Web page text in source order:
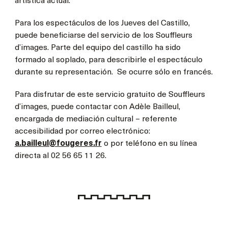
Para los espectáculos de los Jueves del Castillo,
puede beneficiarse del servicio de los Souffleurs
d’images. Parte del equipo del castillo ha sido
formado al soplado, para describirle el espectáculo
durante su representación. Se ocurre sólo en francés.
Para disfrutar de este servicio gratuito de Souffleurs
d’images, puede contactar con Adèle Bailleul,
encargada de mediación cultural – referente
accesibilidad por correo electrónico:
a.bailleul@fougeres.fr o por teléfono en su línea
directa al 02 56 65 11 26.